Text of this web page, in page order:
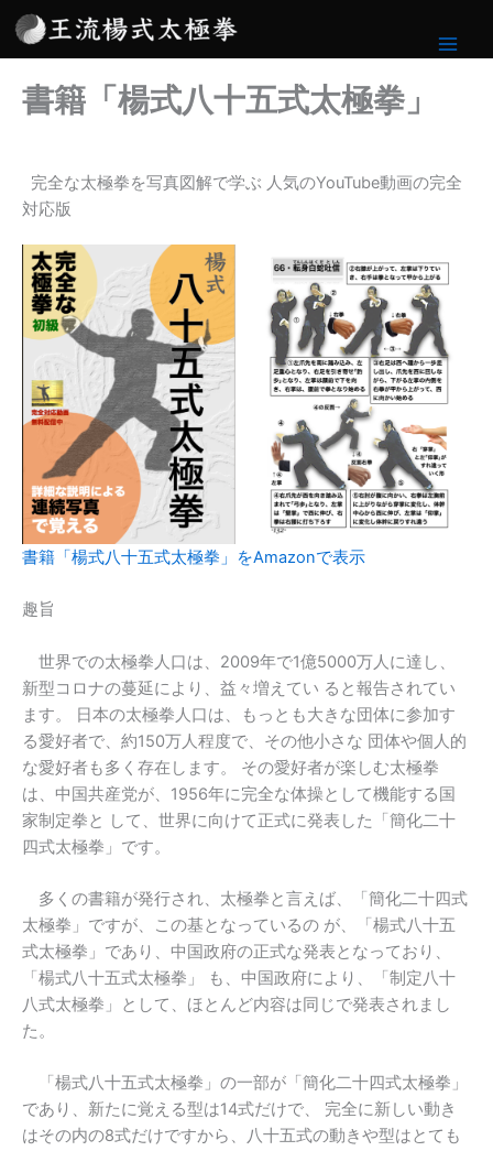
を
書籍「楊式八十五式太極拳」
完全な太極拳を写真図解で学ぶ 人気のYouTube動画の完全
対応版
書籍「楊式八十五式太極拳」をAmazonで表示
趣旨
世界での太極拳人口は、2009年で1億5000万人に達し、
新型コロナの蔓延により、益々増えてい ると報告されてい
ます。 日本の太極拳人口は、もっとも大きな団体に参加す
る愛好者で、約150万人程度で、その他小さな 団体や個人的
な愛好者も多く存在します。 その愛好者が楽しむ太極拳
は、中国共産党が、1956年に完全な体操として機能する国
家制定拳と して、世界に向けて正式に発表した「簡化二十
四式太極拳」です。
多くの書籍が発行され、太極拳と言えば、「簡化二十四式
太極拳」ですが、この基となっているの が、「楊式八十五
式太極拳」であり、中国政府の正式な発表となっており、
「楊式八十五式太極拳」 も、中国政府により、「制定八十
八式太極拳」として、ほとんど内容は同じで発表されまし
た。
「楊式八十五式太極拳」の一部が「簡化二十四式太極拳」
であり、新たに覚える型は14式だけで、 完全に新しい動き
はその内の8式だけですから、八十五式の動きや型はとても